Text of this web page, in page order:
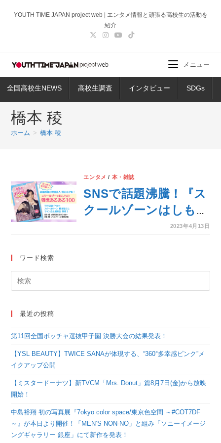
ス
ッ
YOUTH TIME JAPAN project web | エンタメ情報と頑張る高校生の活動を
紹介
全国高校生NEWS 高校生調査 インタビュー SDGs
メニュー
橋本 稜
ホーム > 橋本 稜
エンタメ / 本・雑誌
SNSで話題沸騰！『ス
クールゾーンはしもの
韓流あるある100』刊
2023年4月13日
ワード検索
最近の投稿
第11回全国ボッチャ選抜甲子園 決勝大会の結果発表！
【YSL BEAUTY】TWICE SANAが体現する、“360°多幸感ピンク”メ
イクアップ公開
【ミスタードーナツ】新TVCM「Mrs. Donut」篇8月7日(金)から放映
開始！
中島裕翔 初の写真展『7okyo color space/東京色空間 ～#COT7DF
～』が本日より開催！「MEN’S NON-NO」と組み「ソニーイメージ
ングギャラリー 銀座」にて新作を発表！